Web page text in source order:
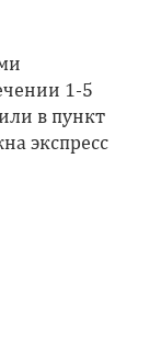
1-5
в пункт
экспресс